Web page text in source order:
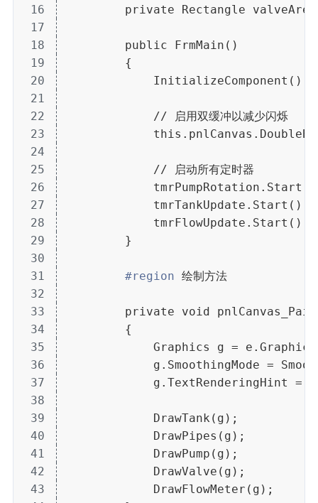
16
private Rectangle valveArea =
17
18
public FrmMain()
19
{
20
InitializeComponent();
21
22
// 启用双缓冲以减少闪烁
23
24
25
// 启动所有定时器
26
27
tmrTankUpdate.Start();
28
tmrFlowUpdate.Start();
29
}
30
31
#region 绘制方法
32
33
private void
34
{
35
Graphics g =
36
g.SmoothingMode =
37
g.TextRenderingHint =
38
39
DrawTank(g);
40
DrawPipes(g);
41
DrawPump(g);
42
DrawValve(g);
43
DrawFlowMeter(g);